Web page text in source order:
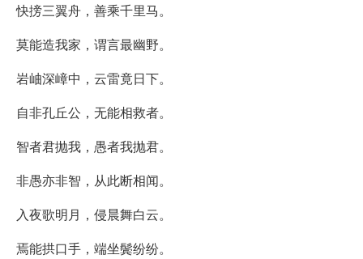
快搒三翼舟，善乘千里马。
莫能造我家，谓言最幽野。
岩岫深嶂中，云雷竟日下。
自非孔丘公，无能相救者。
智者君抛我，愚者我抛君。
非愚亦非智，从此断相闻。
入夜歌明月，侵晨舞白云。
焉能拱口手，端坐鬓纷纷。